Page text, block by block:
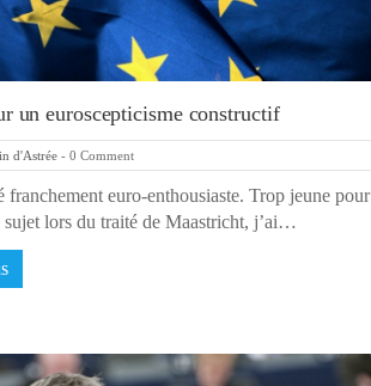
un euroscepticisme constructif
d'Astrée - 0 Comment
franchement euro-enthousiaste. Trop jeune pour
sujet lors du traité de Maastricht, j’ai…